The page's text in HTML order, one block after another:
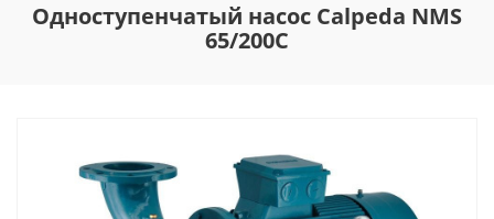
Одноступенчатый насос Calpeda NMS
65/200C